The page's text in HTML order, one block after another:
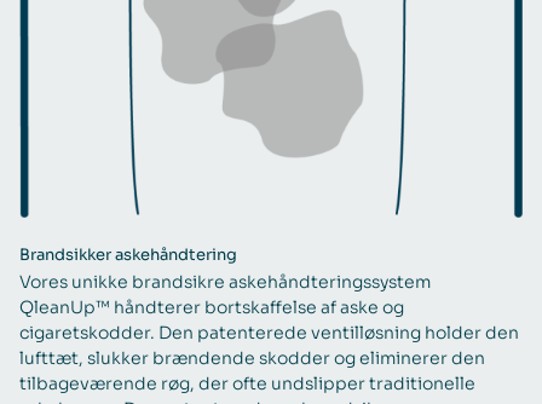
Brandsikker askehåndtering
Vores unikke brandsikre askehåndteringssystem
QleanUp™ håndterer bortskaffelse af aske og
cigaretskodder. Den patenterede ventilløsning holder den
lufttæt, slukker brændende skodder og eliminerer den
tilbageværende røg, der ofte undslipper traditionelle